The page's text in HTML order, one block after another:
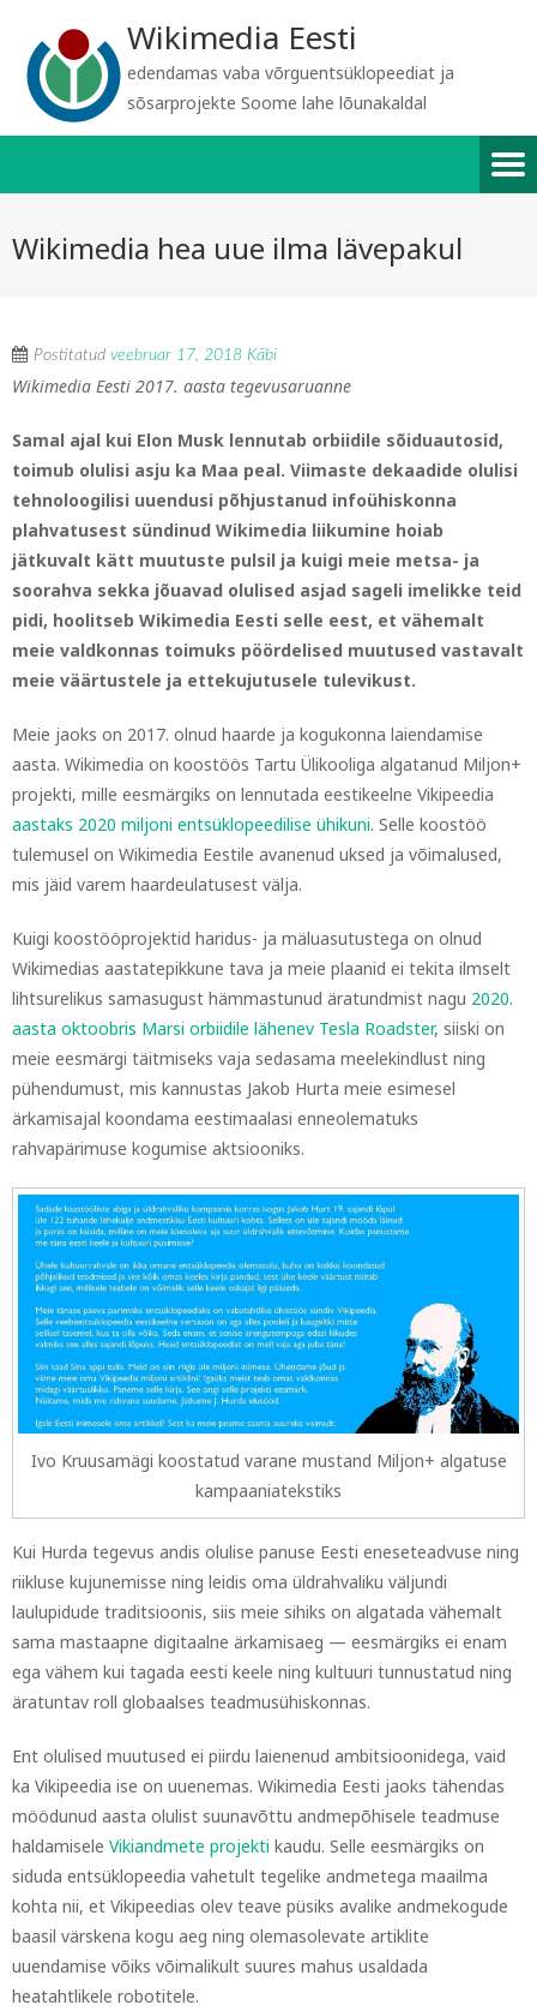
Wikimedia Eesti
edendamas vaba võrguentsüklopeediat ja
sõsarprojekte Soome lahe lõunakaldal
Wikimedia hea uue ilma lävepakul
Postitatud veebruar 17, 2018 Käbi
Wikimedia Eesti 2017. aasta tegevusaruanne
Samal ajal kui Elon Musk lennutab orbiidile sõiduautosid,
toimub olulisi asju ka Maa peal. Viimaste dekaadide olulisi
tehnoloogilisi uuendusi põhjustanud infoühiskonna
plahvatusest sündinud Wikimedia liikumine hoiab
jätkuvalt kätt muutuste pulsil ja kuigi meie metsa- ja
soorahva sekka jõuavad olulised asjad sageli imelikke teid
pidi, hoolitseb Wikimedia Eesti selle eest, et vähemalt
meie valdkonnas toimuks pöördelised muutused vastavalt
meie väärtustele ja ettekujutusele tulevikust.
Meie jaoks on 2017. olnud haarde ja kogukonna laiendamise
aasta. Wikimedia on koostöös Tartu Ülikooliga algatanud Miljon+
projekti, mille eesmärgiks on lennutada eestikeelne Vikipeedia
aastaks 2020 miljoni entsüklopeedilise ühikuni. Selle koostöö
tulemusel on Wikimedia Eestile avanenud uksed ja võimalused,
mis jäid varem haardeulatusest välja.
Kuigi koostööprojektid haridus- ja mäluasutustega on olnud
Wikimedias aastatepikkune tava ja meie plaanid ei tekita ilmselt
lihtsurelikus samasugust hämmastunud äratundmist nagu 2020.
aasta oktoobris Marsi orbiidile lähenev Tesla Roadster, siiski on
meie eesmärgi täitmiseks vaja sedasama meelekindlust ning
pühendumust, mis kannustas Jakob Hurta meie esimesel
ärkamisajal koondama eestimaalasi enneolematuks
rahvapärimuse kogumise aktsiooniks.
Ivo Kruusamägi koostatud varane mustand Miljon+ algatuse
kampaaniatekstiks
Kui Hurda tegevus andis olulise panuse Eesti eneseteadvuse ning
riikluse kujunemisse ning leidis oma üldrahvaliku väljundi
laulupidude traditsioonis, siis meie sihiks on algatada vähemalt
sama mastaapne digitaalne ärkamisaeg — eesmärgiks ei enam
ega vähem kui tagada eesti keele ning kultuuri tunnustatud ning
äratuntav roll globaalses teadmusühiskonnas.
Ent olulised muutused ei piirdu laienenud ambitsioonidega, vaid
ka Vikipeedia ise on uuenemas. Wikimedia Eesti jaoks tähendas
möödunud aasta olulist suunavõttu andmepõhisele teadmuse
haldamisele Vikiandmete projekti kaudu. Selle eesmärgiks on
siduda entsüklopeedia vahetult tegelike andmetega maailma
kohta nii, et Vikipeedias olev teave püsiks avalike andmekogude
baasil värskena kogu aeg ning olemasolevate artiklite
uuendamise võiks võimalikult suures mahus usaldada
heatahtlikele robotitele.